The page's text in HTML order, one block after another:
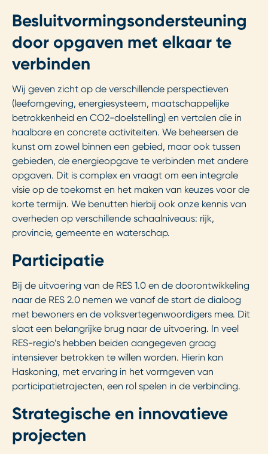
Besluitvormingsondersteuning
door opgaven met elkaar te
verbinden
Wij geven zicht op de verschillende perspectieven
(leefomgeving, energiesysteem, maatschappelijke
betrokkenheid en CO2-doelstelling) en vertalen die in
haalbare en concrete activiteiten. We beheersen de
kunst om zowel binnen een gebied, maar ook tussen
gebieden, de energieopgave te verbinden met andere
opgaven. Dit is complex en vraagt om een integrale
visie op de toekomst en het maken van keuzes voor de
korte termijn. We benutten hierbij ook onze kennis van
overheden op verschillende schaalniveaus: rijk,
provincie, gemeente en waterschap.
Participatie
Bij de uitvoering van de RES 1.0 en de doorontwikkeling
naar de RES 2.0 nemen we vanaf de start de dialoog
met bewoners en de volksvertegenwoordigers mee. Dit
slaat een belangrijke brug naar de uitvoering. In veel
RES-regio’s hebben beiden aangegeven graag
intensiever betrokken te willen worden. Hierin kan
Haskoning, met ervaring in het vormgeven van
participatietrajecten, een rol spelen in de verbinding.
Strategische en innovatieve
projecten